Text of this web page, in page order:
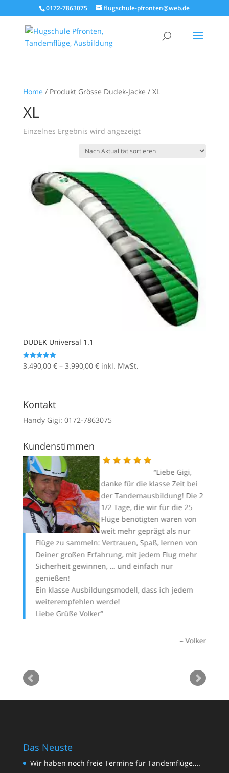
0172-7863075 flugschule-pfronten@web.de
Home / Produkt Grösse Dudek-Jacke / XL
XL
Einzelnes Ergebnis wird angezeigt
DUDEK Universal 1.1
Bewertet mit
5.00
3.490,00 € – 3.990,00 €Preisspanne:
inkl. MwSt.
Kontakt
Handy Gigi: 0172-7863075
Kundenstimmen
Liebe Gigi,
danke für die klasse Zeit bei
der Tandemausbildung! Die 2
1/2 Tage, die wir für die 25
Flüge benötigten waren von
weit mehr geprägt als nur
Flüge zu sammeln: Vertrauen, Spaß, lernen von
Deiner großen Erfahrung, mit jedem Flug mehr
Sicherheit gewinnen, … und einfach nur
genießen!
Ein klasse Ausbildungsmodell, dass ich jedem
weiterempfehlen werde!
Liebe Grüße Volker
Volker
Das Neuste
Wir haben noch freie Termine für Tandemflüge….